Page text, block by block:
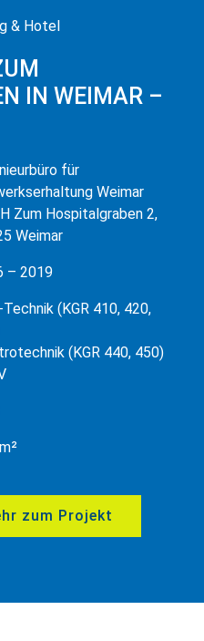
& Hotel
IN WEIMAR –
für
Weimar
Zum Hospitalgraben 2,
Weimar
– 2019
(KGR 410, 420,
(KGR 440, 450)
zum Projekt